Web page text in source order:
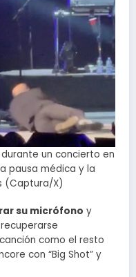
un concierto en
pausa médica y la
(Captura/X)
su micrófono y
como el resto
con “Big Shot” y